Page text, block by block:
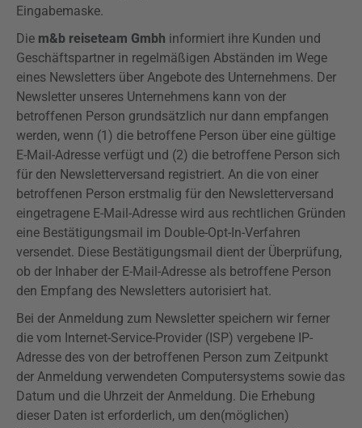
Eingabemaske.
Die m&b reiseteam Gmbh informiert ihre Kunden und
Geschäftspartner in regelmäßigen Abständen im Wege
eines Newsletters über Angebote des Unternehmens. Der
Newsletter unseres Unternehmens kann von der
betroffenen Person grundsätzlich nur dann empfangen
werden, wenn (1) die betroffene Person über eine gültige
E-Mail-Adresse verfügt und (2) die betroffene Person sich
für den Newsletterversand registriert. An die von einer
betroffenen Person erstmalig für den Newsletterversand
eingetragene E-Mail-Adresse wird aus rechtlichen Gründen
eine Bestätigungsmail im Double-Opt-In-Verfahren
versendet. Diese Bestätigungsmail dient der Überprüfung,
ob der Inhaber der E-Mail-Adresse als betroffene Person
den Empfang des Newsletters autorisiert hat.
Bei der Anmeldung zum Newsletter speichern wir ferner
die vom Internet-Service-Provider (ISP) vergebene IP-
Adresse des von der betroffenen Person zum Zeitpunkt
der Anmeldung verwendeten Computersystems sowie das
Datum und die Uhrzeit der Anmeldung. Die Erhebung
dieser Daten ist erforderlich, um den(möglichen)